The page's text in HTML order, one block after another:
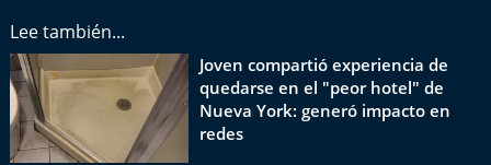
Sello de raza
Trasnoche
Reto Inmobiliario
Lee también...
Joven compartió experiencia de
quedarse en el "peor hotel" de
Nueva York: generó impacto en
redes